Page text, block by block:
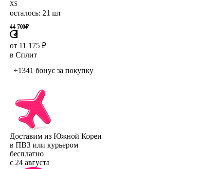
XS
осталось: 21 шт
44 700₽
от 11 175 ₽
в Сплит
+1341 бонус за покупку
Доставим из Южной Кореи
в ПВЗ или курьером
бесплатно
с 24 августа